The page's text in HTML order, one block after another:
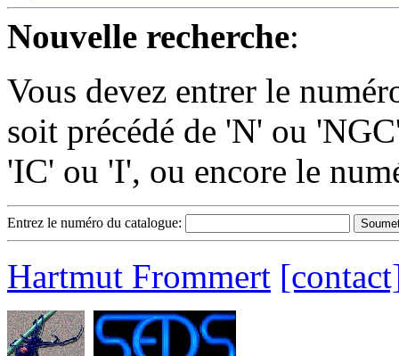
Nouvelle recherche:
Vous devez entrer le
soit précédé de 'N' ou
'IC' ou 'I', ou encore le
Entrez le numéro du catalogue:
Hartmut Frommert